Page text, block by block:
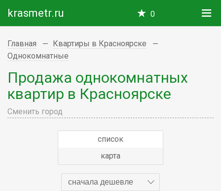
krasmetr.ru 0
Главная
Квартиры в Красноярске
Однокомнатные
Продажа однокомнатных
квартир в Красноярске
Сменить город
список
карта
сначала дешевле